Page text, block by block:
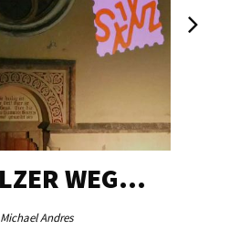
WEG…
Andres